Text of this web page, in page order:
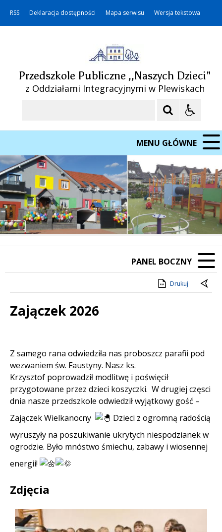
RSS Deklaracja dostępności Mapa serwisu Wersja tekstowa
Przedszkole Publiczne ,,Naszych Dzieci"
z Oddziałami Integracyjnymi w Plewiskach
MENU GŁÓWNE
PANEL BOCZNY
Drukuj
Zajączek 2026
Z samego rana odwiedziła nas proboszcz parafii pod
wezwaniem św. Faustyny. Nasz ks.
Krzysztof poprowadził modlitwę i poświęcił
przygotowane przez dzieci koszyczki. W drugiej częsci
dnia nasze przedszkole odwiedził wyjątkowy gość –
Zajączek Wielkanocny
Dzieci z ogromną radością
wyruszyły na poszukiwanie ukrytych niespodzianek w
ogrodzie. Było mnóstwo śmiechu, zabawy i wiosennej
energii!
Zdjęcia